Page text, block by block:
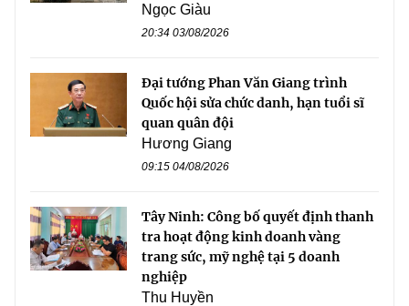
Ngọc Giàu
20:34 03/08/2026
Đại tướng Phan Văn Giang trình
Quốc hội sửa chức danh, hạn tuổi sĩ
quan quân đội
Hương Giang
09:15 04/08/2026
Tây Ninh: Công bố quyết định thanh
tra hoạt động kinh doanh vàng
trang sức, mỹ nghệ tại 5 doanh
nghiệp
Thu Huyền